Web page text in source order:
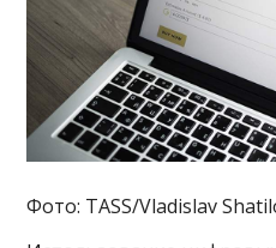
Фото: TASS/Vladislav